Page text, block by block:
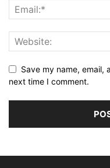
Save my name, email,
next time I comment.